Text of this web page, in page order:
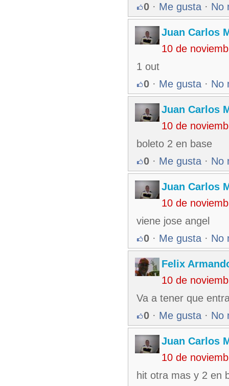
0 · Me gusta · No
Juan Carlos
10 de
1 out
0 · Me gusta · No
Juan Carlos
10 de
boleto 2 en base
0 · Me gusta · No
Juan Carlos
10 de
viene jose angel
0 · Me gusta · No
Felix
10 de
Va a tener que
0 · Me gusta · No
Juan Carlos
10 de
hit otra mas y 2 en